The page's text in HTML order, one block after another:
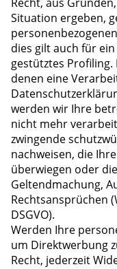
Situation ergeben,
dies gilt auch für
gestütztes Profiling.
denen eine
werden wir Ihre
nicht mehr
zwingende
nachweisen, die
überwiegen oder
Geltendmachung,
Rechtsansprüchen
DSGVO).
Werden Ihre
um Direktwerbung
Recht, jederzeit